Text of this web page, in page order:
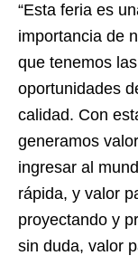
“Esta feria es
importancia de
que tenemos
oportunidades
calidad. Con
generamos
ingresar al
rápida, y valor
proyectando y
sin duda, valor